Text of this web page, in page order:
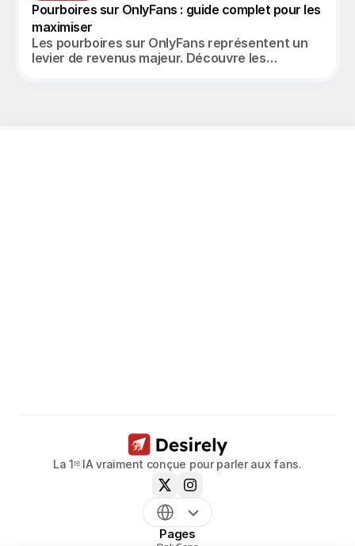
Pourboires sur OnlyFans : guide complet pour les
maximiser
Les pourboires sur OnlyFans représentent un
levier de revenus majeur. Découvre les
Réservez un appel dès maintenant
La 1ʳᵉ IA vraiment conçue pour parler aux fans.
Pages